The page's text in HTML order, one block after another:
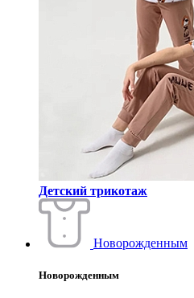
Детский трикотаж
Новорожденным
Новорожденным